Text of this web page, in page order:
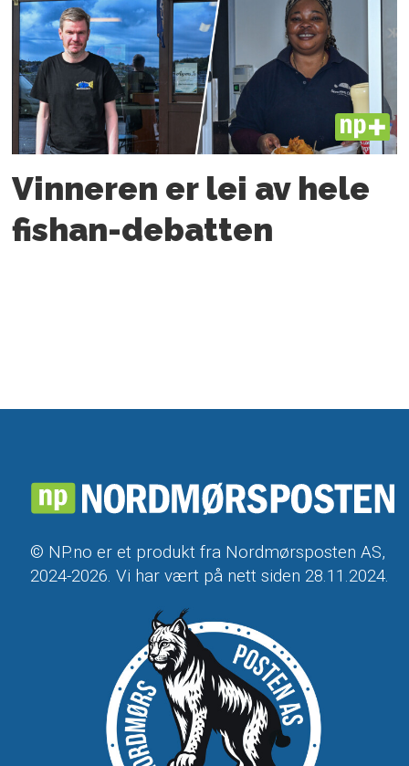
PLUS
Vinneren er lei av hele
fishan-debatten
© NP.no er et produkt fra Nordmørsposten AS,
2024-2026. Vi har vært på nett siden 28.11.2024.